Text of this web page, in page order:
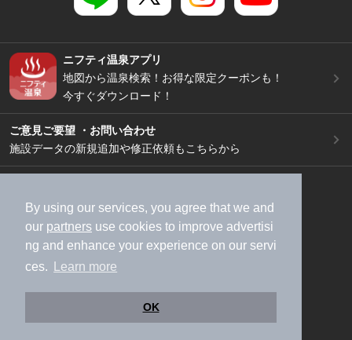
By using our services, you agree that we and
our partners use cookies to improve advertisi
ng and enhance your experience on our servi
ces.
Learn more
OK
ニフティ温泉アプリ
地図から温泉検索！お得な限定クーポンも！
今すぐダウンロード！
ご意見ご要望 ・お問い合わせ
施設データの新規追加や修正依頼もこちらから
加盟店募集（資料請求）
広告出稿のご案内
利用規約
ライフスタイルMEMBERS+規約
特定商取引法に基づく表記
ヘルプ
採用情報
運営会社